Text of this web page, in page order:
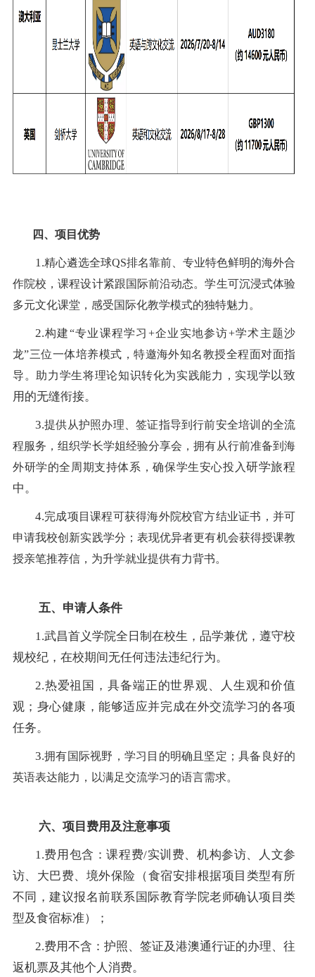
四、项目优势
1.精心遴选全球QS排名靠前、专业特色鲜明的海外合
作院校，课程设计紧跟国际前沿动态。学生可沉浸式体验
多元文化课堂，感受国际化教学模式的独特魅力。
2.构建“专业课程学习+企业实地参访+学术主题沙
龙”三位一体培养模式，特邀海外知名教授全程面对面指
导。助力学生将理论知识转化为实践能力，实现学以致
用的无缝衔接。
3.提供从护照办理、签证指导到行前安全培训的全流
程服务，组织学长学姐经验分享会，拥有从行前准备到海
外研学的全周期支持体系，确保学生安心投入研学旅程
中 。
4.完成项目课程可获得海外院校官方结业证书，并可
申请我校创新实践学分；表现优异者更有机会获得授课教
授亲笔推荐信，为升学就业提供有力背书。
五、申请人条件
1.武昌首义学院全日制在校生，品学兼优，遵守校
规校纪，在校期间无任何违法违纪行为。
2.热爱祖国，具备端正的世界观、人生观和价值
观；身心健康，能够适应并完成在外交流学习的各项
任务。
3.拥有国际视野，学习目的明确且坚定；具备良好的
英语表达能力，以满足交流学习的语言需求。
六、项目费用及注意事项
1.费用包含：课程费/实训费、机构参访、人文参
访、大巴费、境外保险
（食宿安排根据项目类型有所
不同，建议报名前联系国际教育学院老师确认项目类
型及食宿标准）
；
2.费用不含：护照、签证及港澳通行证的办理、往
返机票及其他个人消费。